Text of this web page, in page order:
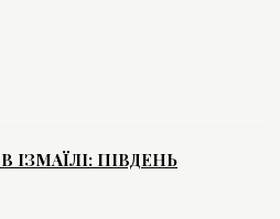
ІЗМАЇЛІ: ПІВДЕНЬ